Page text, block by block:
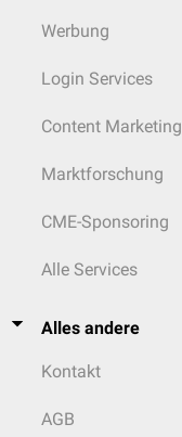
Werbung
Login Services
Content Marketing
Marktforschung
CME-Sponsoring
Alle Services
Alles andere
Kontakt
AGB